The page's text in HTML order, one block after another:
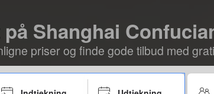
Shanghai
priser og finde gode tilbud med